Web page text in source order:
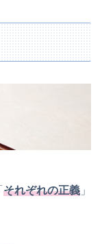
それぞれの正義 」